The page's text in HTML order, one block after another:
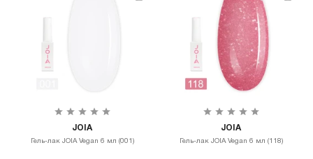
JOIA
Гель-лак JOIA Vegan 6 мл (001)
JOIA
Гель-лак JOIA Vegan 6 мл (118)